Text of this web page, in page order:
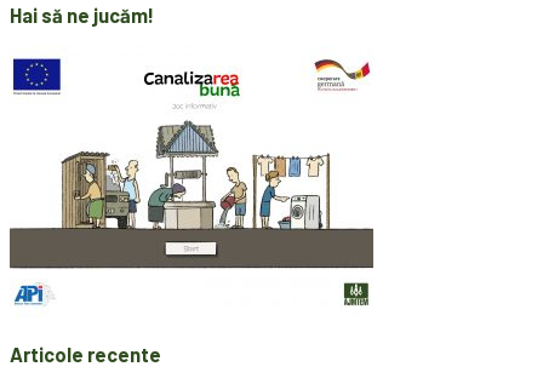
Hai să ne jucăm!
Articole recente